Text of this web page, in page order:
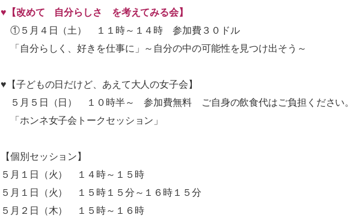
♥【改めて 自分らしさ を考えてみる会】
①５月４日（土） １１時～１４時 参加費３０ドル
「自分らしく、好きを仕事に」～自分の中の可能性を見つけ出そう～
♥【子どもの日だけど、あえて大人の女子会】
５月５日（日） １０時半～ 参加費無料 ご自身の飲食代はご負担ください。
「ホンネ女子会トークセッション」
【個別セッション】
５月１日（火） １４時～１５時
５月１日（火） １５時１５分～１６時１５分
５月２日（木） １５時～１６時